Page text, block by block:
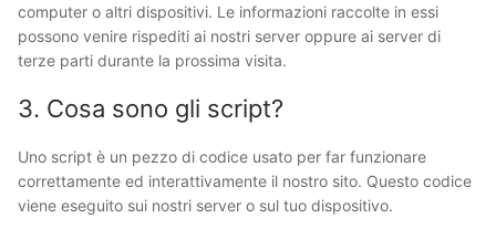
computer o altri dispositivi. Le informazioni raccolte in essi
possono venire rispediti ai nostri server oppure ai server di
terze parti durante la prossima visita.
3. Cosa sono gli script?
Uno script è un pezzo di codice usato per far funzionare
correttamente ed interattivamente il nostro sito. Questo codice
viene eseguito sui nostri server o sul tuo dispositivo.